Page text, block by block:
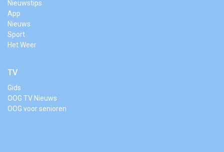
Nieuwstips
App
Nieuws
Sport
Het Weer
TV
Gids
OOG TV Nieuws
OOG voor senioren